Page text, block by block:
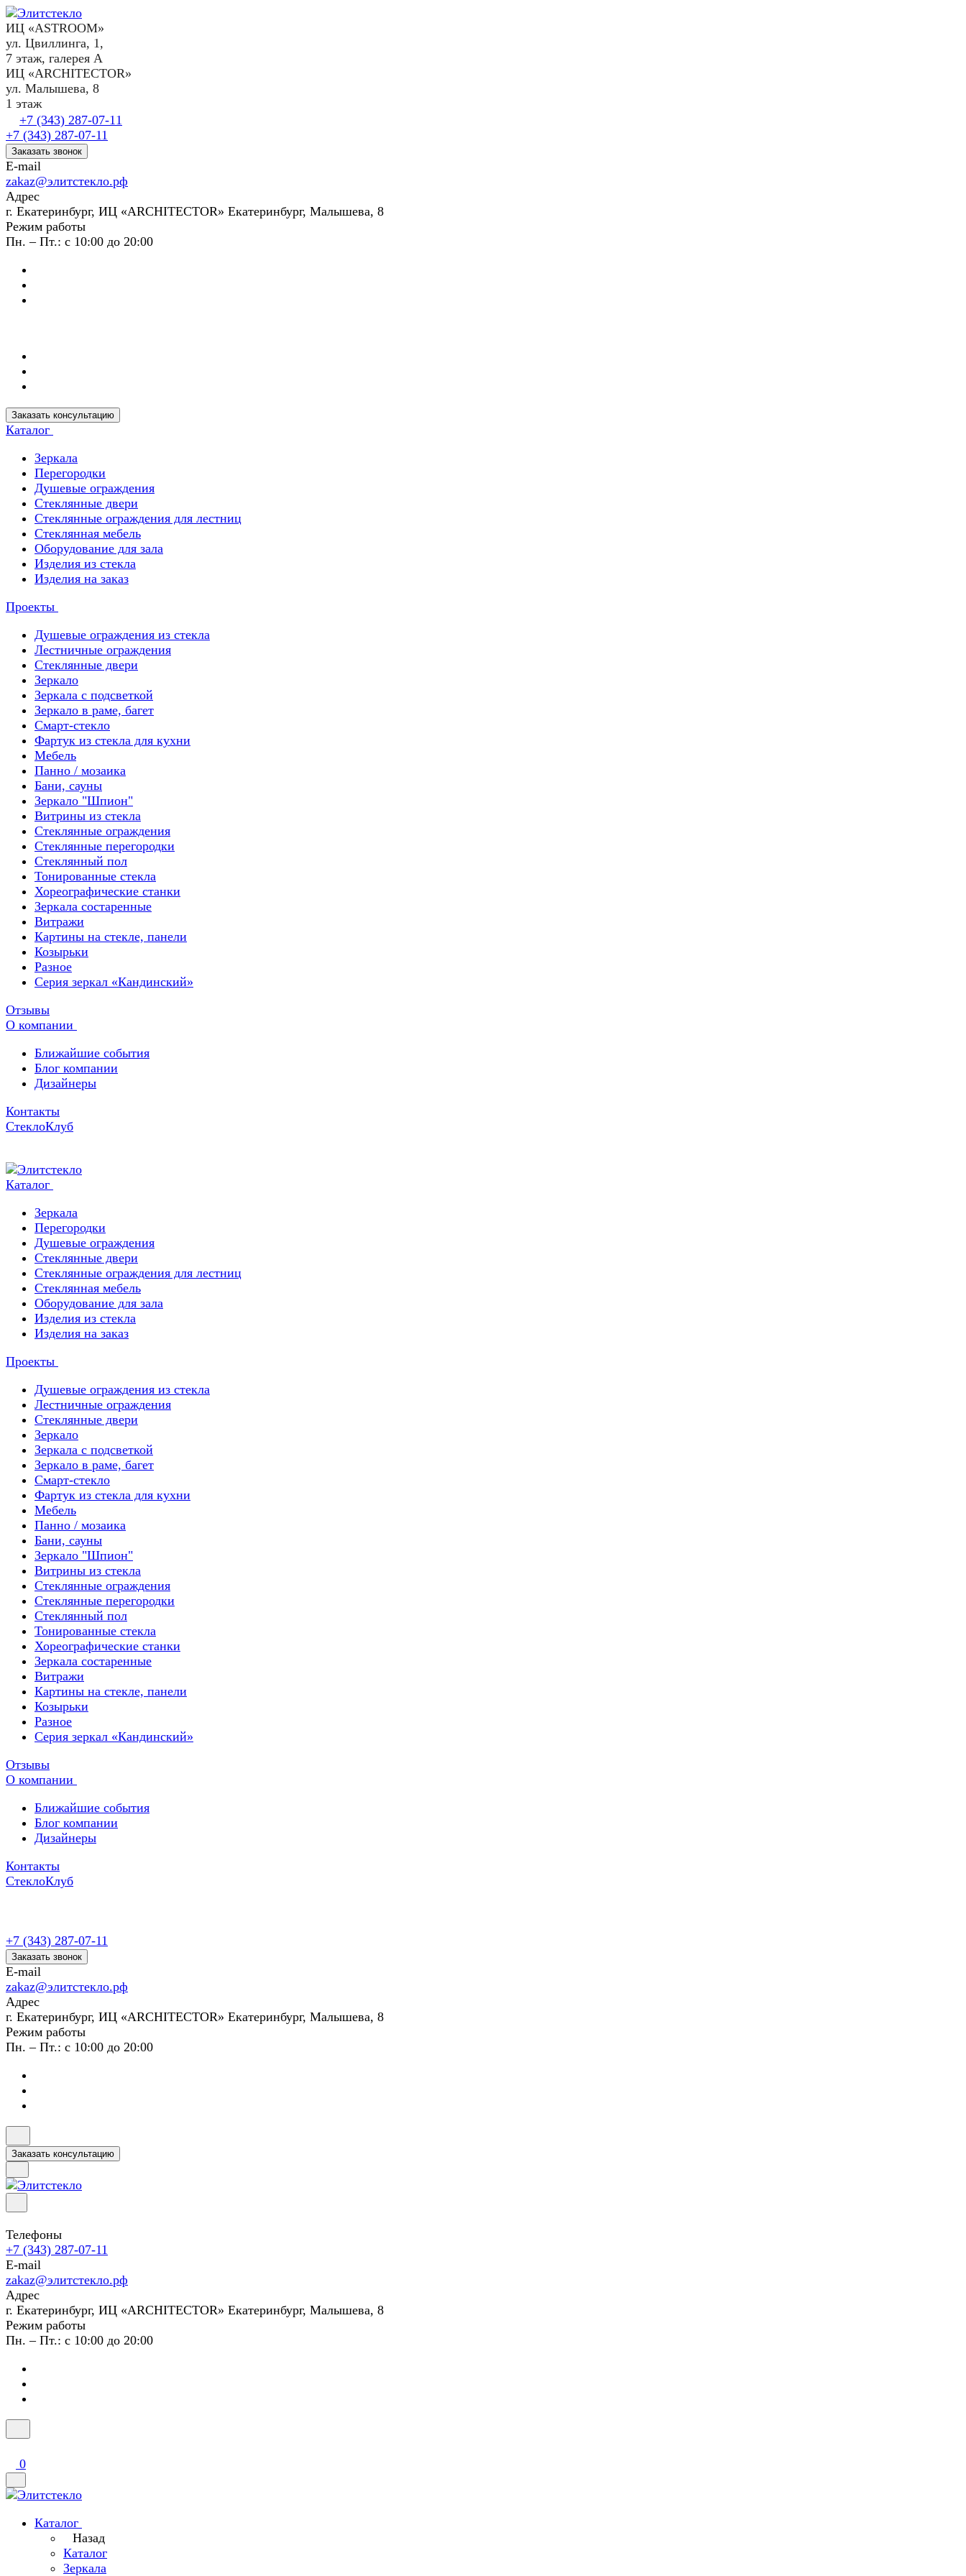
ИЦ «ASTROOM»
ул. Цвиллинга, 1,
7 этаж, галерея А
ИЦ «ARCHITECTOR»
ул. Малышева, 8
1 этаж
+7 (343) 287-07-11
+7 (343) 287-07-11
Заказать звонок
E-mail
zakaz@элитстекло.рф
Адрес
г. Екатеринбург, ИЦ «ARCHITECTOR» Екатеринбург, Малышева, 8
Режим работы
Пн. – Пт.: с 10:00 до 20:00
Заказать консультацию
Каталог
Зеркала
Перегородки
Душевые ограждения
Стеклянные двери
Стеклянные ограждения для лестниц
Стеклянная мебель
Оборудование для зала
Изделия из стекла
Изделия на заказ
Проекты
Душевые ограждения из стекла
Лестничные ограждения
Стеклянные двери
Зеркало
Зеркала с подсветкой
Зеркало в раме, багет
Смарт-стекло
Фартук из стекла для кухни
Мебель
Панно / мозаика
Бани, сауны
Зеркало "Шпион"
Витрины из стекла
Стеклянные ограждения
Стеклянные перегородки
Стеклянный пол
Тонированные стекла
Хореографические станки
Зеркала состаренные
Витражи
Картины на стекле, панели
Козырьки
Разное
Серия зеркал «Кандинский»
Отзывы
О компании
Ближайшие события
Блог компании
Дизайнеры
Контакты
СтеклоКлуб
Каталог
Зеркала
Перегородки
Душевые ограждения
Стеклянные двери
Стеклянные ограждения для лестниц
Стеклянная мебель
Оборудование для зала
Изделия из стекла
Изделия на заказ
Проекты
Душевые ограждения из стекла
Лестничные ограждения
Стеклянные двери
Зеркало
Зеркала с подсветкой
Зеркало в раме, багет
Смарт-стекло
Фартук из стекла для кухни
Мебель
Панно / мозаика
Бани, сауны
Зеркало "Шпион"
Витрины из стекла
Стеклянные ограждения
Стеклянные перегородки
Стеклянный пол
Тонированные стекла
Хореографические станки
Зеркала состаренные
Витражи
Картины на стекле, панели
Козырьки
Разное
Серия зеркал «Кандинский»
Отзывы
О компании
Ближайшие события
Блог компании
Дизайнеры
Контакты
СтеклоКлуб
+7 (343) 287-07-11
Заказать звонок
E-mail
zakaz@элитстекло.рф
Адрес
г. Екатеринбург, ИЦ «ARCHITECTOR» Екатеринбург, Малышева, 8
Режим работы
Пн. – Пт.: с 10:00 до 20:00
Заказать консультацию
Телефоны
+7 (343) 287-07-11
E-mail
zakaz@элитстекло.рф
Адрес
г. Екатеринбург, ИЦ «ARCHITECTOR» Екатеринбург, Малышева, 8
Режим работы
Пн. – Пт.: с 10:00 до 20:00
0
Каталог
Назад
Каталог
Зеркала